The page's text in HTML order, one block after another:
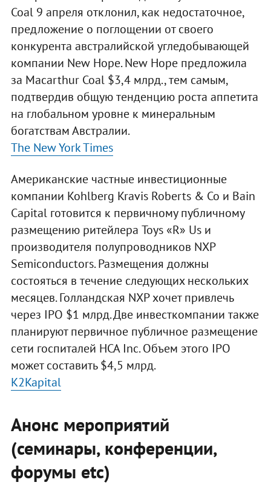
Coal 9 апреля отклонил, как недостаточное,
предложение о поглощении от своего
конкурента австралийской угледобывающей
компании New Hope. New Hope предложила
за Macarthur Coal $3,4 млрд., тем самым,
подтвердив общую тенденцию роста аппетита
на глобальном уровне к минеральным
богатствам Австралии.
The New York Times
Американские частные инвестиционные
компании Kohlberg Kravis Roberts & Co и Bain
Capital готовится к первичному публичному
размещению ритейлера Toys «R» Us и
производителя полупроводников NXP
Semiconductors. Размещения должны
состояться в течение следующих нескольких
месяцев. Голландская NXP хочет привлечь
через IPO $1 млрд. Две инвесткомпании также
планируют первичное публичное размещение
сети госпиталей HCA Inc. Объем этого IPO
может составить $4,5 млрд.
K2Kapital
Анонс мероприятий
(семинары, конференции,
форумы etc)